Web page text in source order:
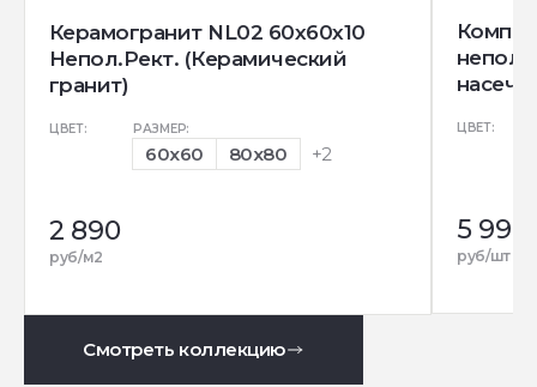
Керамогранит NL02 60x60x10
Непол.Рект. (Керамический
гранит)
ЦВЕТ: РАЗМЕР:
60x60 80x80 +2
2 890
руб/м2
непол.
ЦВЕТ:
5 990
руб/шт
Смотреть коллекцию